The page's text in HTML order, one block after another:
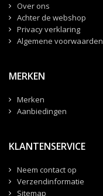
Over ons
Achter de webshop
Privacy verklaring
Algemene voorwaarden
MERKEN
Merken
Aanbiedingen
KLANTENSERVICE
Neem contact op
Verzendinformatie
Sitemap